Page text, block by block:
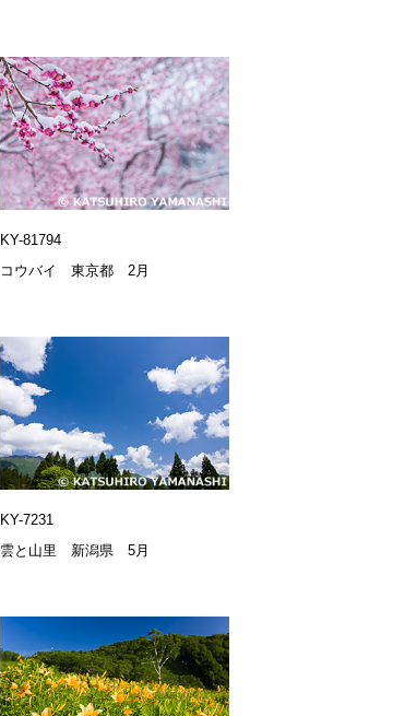
KY-81794
コウバイ 東京都 2月
KY-7231
雲と山里 新潟県 5月